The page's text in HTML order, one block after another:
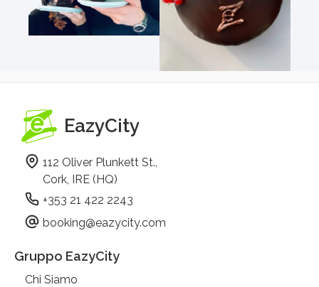
EazyCity
112 Oliver Plunkett St.,
Cork, IRE (HQ)
+353 21 422 2243
booking@eazycity.com
Gruppo EazyCity
Chi Siamo